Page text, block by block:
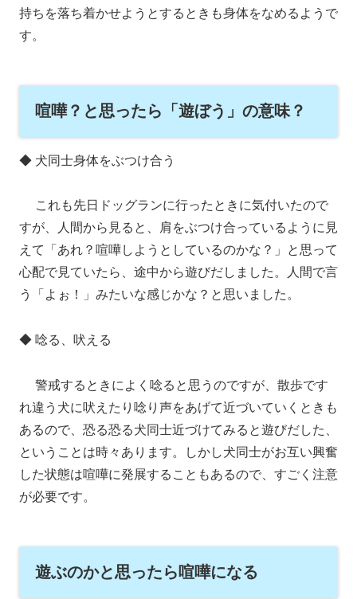
持ちを落ち着かせようとするときも身体をなめるようで
す。
喧嘩？と思ったら「遊ぼう」の意味？
◆ 犬同士身体をぶつけ合う
これも先日ドッグランに行ったときに気付いたので
すが、人間から見ると、肩をぶつけ合っているように見
えて「あれ？喧嘩しようとしているのかな？」と思って
心配で見ていたら、途中から遊びだしました。人間で言
う「よぉ！」みたいな感じかな？と思いました。
◆ 唸る、吠える
警戒するときによく唸ると思うのですが、散歩です
れ違う犬に吠えたり唸り声をあげて近づいていくときも
あるので、恐る恐る犬同士近づけてみると遊びだした、
ということは時々あります。しかし犬同士がお互い興奮
した状態は喧嘩に発展することもあるので、すごく注意
が必要です。
遊ぶのかと思ったら喧嘩になる